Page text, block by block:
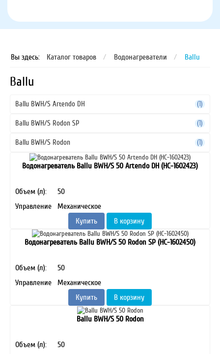
Вы здесь: Каталог товаров / Водонагреватели / Ballu
Ballu
Ballu BWH/S Artendo DH (1)
Ballu BWH/S Rodon SP (1)
Ballu BWH/S Rodon (1)
Водонагреватель Ballu BWH/S 50 Artendo DH (HC-1602423)
Объем (л):
50
Управление
Механическое
Купить
В корзину
Водонагреватель Ballu BWH/S 50 Rodon SP (HC-1602450)
Объем (л):
50
Управление
Механическое
Купить
В корзину
Ballu BWH/S 50 Rodon
Объем (л):
50